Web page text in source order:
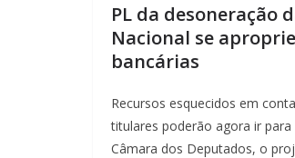
PL da desoneração
Nacional se
bancárias
Recursos esquecidos em
titulares poderão agora ir
Câmara dos Deputados, o